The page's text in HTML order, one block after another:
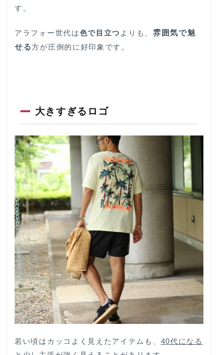
い
分
ら
始
め
れ
ば
い
い
4
旦那
さん
を変
い方
も、
自分
を変
えた
い方
もお
気軽
にご
さい
す。
アラフォー世代は色で目立つ よりも、 雰囲気で魅
せる方が圧倒的に好印象です。
大きすぎるロゴ
若い頃はカッコよく見えたアイテムも、 40代になる